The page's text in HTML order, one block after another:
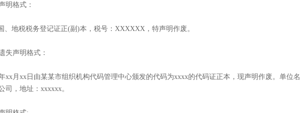
明格式：
、地税税务登记证正(副)本，税号：XXXXXX，特声明作废。
失声明格式：
xx月xx日由某某市组织机构代码管理中心颁发的代码为xxxx的代码证正本，现声明作废。单位名
司，地址：xxxxxx。